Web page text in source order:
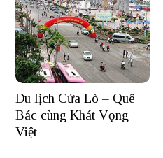
Du lịch Cửa Lò – Quê
Bác cùng Khát Vọng
Việt